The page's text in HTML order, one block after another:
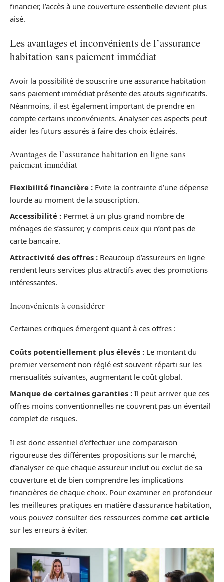
financier, l’accès à une couverture essentielle devient plus
aisé.
Les avantages et inconvénients de l’assurance
habitation sans paiement immédiat
Avoir la possibilité de souscrire une assurance habitation
sans paiement immédiat présente des atouts significatifs.
Néanmoins, il est également important de prendre en
compte certains inconvénients. Analyser ces aspects peut
aider les futurs assurés à faire des choix éclairés.
Avantages de l’assurance habitation en ligne sans
paiement immédiat
Flexibilité financière : Evite la contrainte d’une dépense
lourde au moment de la souscription.
Accessibilité : Permet à un plus grand nombre de
ménages de s’assurer, y compris ceux qui n’ont pas de
carte bancaire.
Attractivité des offres : Beaucoup d’assureurs en ligne
rendent leurs services plus attractifs avec des promotions
intéressantes.
Inconvénients à considérer
Certaines critiques émergent quant à ces offres :
Coûts potentiellement plus élevés : Le montant du
premier versement non réglé est souvent réparti sur les
mensualités suivantes, augmentant le coût global.
Manque de certaines garanties : Il peut arriver que ces
offres moins conventionnelles ne couvrent pas un éventail
complet de risques.
Il est donc essentiel d’effectuer une comparaison
rigoureuse des différentes propositions sur le marché,
d’analyser ce que chaque assureur inclut ou exclut de sa
couverture et de bien comprendre les implications
financières de chaque choix. Pour examiner en profondeur
les meilleures pratiques en matière d’assurance habitation,
vous pouvez consulter des ressources comme cet article
sur les erreurs à éviter.